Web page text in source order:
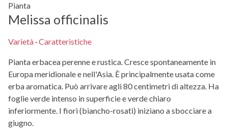
Pianta
Melissa officinalis
Varietà ·Caratteristiche
Pianta erbacea perenne e rustica. Cresce spontaneamente in
Europa meridionale e nell'Asia. È principalmente usata come
erba aromatica. Può arrivare agli 80 centimetri di altezza. Ha
foglie verde intenso in superficie e verde chiaro
inferiormente. I fiori (biancho-rosati) iniziano a sbocciare a
giugno.